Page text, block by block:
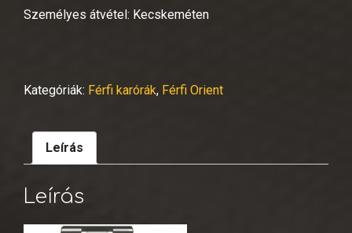
Személyes átvétel: Kecskeméten
Kategóriák: Férfi karórák, Férfi Orient
Leírás
Leírás